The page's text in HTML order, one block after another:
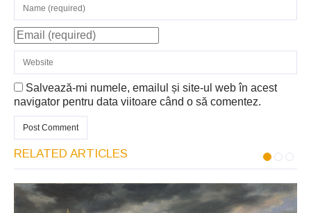
Salvează-mi numele, emailul și site-ul web în acest
navigator pentru data viitoare când o să comentez.
RELATED ARTICLES